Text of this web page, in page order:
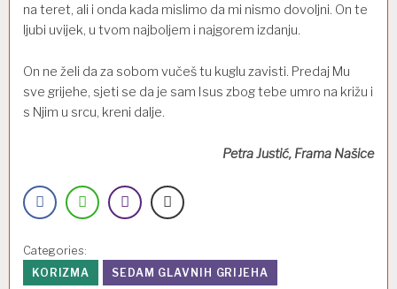
na teret, ali i onda kada mislimo da mi nismo dovoljni. On te
ljubi uvijek, u tvom najboljem i najgorem izdanju.
On ne želi da za sobom vučeš tu kuglu zavisti. Predaj Mu
sve grijehe, sjeti se da je sam Isus zbog tebe umro na križu i
s Njim u srcu, kreni dalje.
Petra Justić, Frama Našice
Categories:
KORIZMA
SEDAM GLAVNIH GRIJEHA